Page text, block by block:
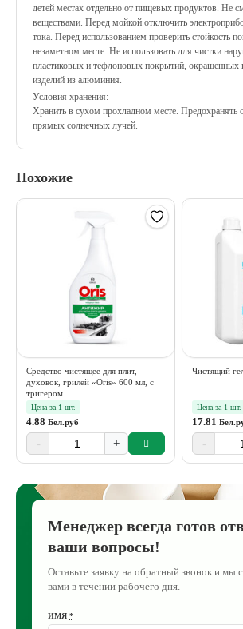
детей местах отдельно от пищевых продуктов. Не
веществами. Перед мойкой отключить
тока. Перед использованием проверить стойкость
незаметном месте. Не использовать для чистки
пластиковых и тефлоновых покрытий, окрашенных
изделий из алюминия.
Условия хранения:
Хранить в сухом прохладном месте. Предохранять
прямых солнечных лучей.
Похожие
Средство чистящее для плит,
духовок, грилей «Oris» 600 мл, с
тригером
Цена за 1 шт.
4.88 Бел.руб
- +
Чистящий
Цена за 1 шт.
17.81
-
Менеджер всегда готов
ваши вопросы!
Оставьте заявку на обратный звонок и мы
вами в течении рабочего дня.
ИМЯ *